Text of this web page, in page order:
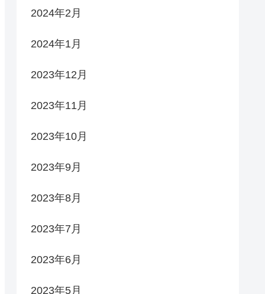
2024年2月
2024年1月
2023年12月
2023年11月
2023年10月
2023年9月
2023年8月
2023年7月
2023年6月
2023年5月